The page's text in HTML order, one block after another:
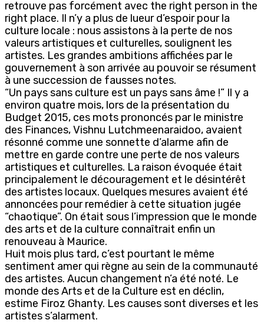
retrouve pas forcément avec the right person in the
right place. Il n’y a plus de lueur d’espoir pour la
culture locale : nous assistons à la perte de nos
valeurs artistiques et culturelles, soulignent les
artistes. Les grandes ambitions affichées par le
gouvernement à son arrivée au pouvoir se résument
à une succession de fausses notes.
“Un pays sans culture est un pays sans âme !” Il y a
environ quatre mois, lors de la présentation du
Budget 2015, ces mots prononcés par le ministre
des Finances, Vishnu Lutchmeenaraidoo, avaient
résonné comme une sonnette d’alarme afin de
mettre en garde contre une perte de nos valeurs
artistiques et culturelles. La raison évoquée était
principalement le découragement et le désintérêt
des artistes locaux. Quelques mesures avaient été
annoncées pour remédier à cette situation jugée
“chaotique”. On était sous l’impression que le monde
des arts et de la culture connaîtrait enfin un
renouveau à Maurice.
Huit mois plus tard, c’est pourtant le même
sentiment amer qui règne au sein de la communauté
des artistes. Aucun changement n’a été noté. Le
monde des Arts et de la Culture est en déclin,
estime Firoz Ghanty. Les causes sont diverses et les
artistes s’alarment.